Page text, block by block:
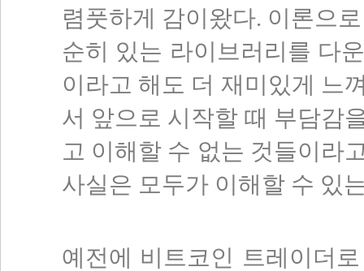
렴풋하게 감이왔다. 이론으
순히 있는 라이브러리를 다
이라고 해도 더 재미있게 느
서 앞으로 시작할 때 부담감
고 이해할 수 없는 것들이라
사실은 모두가 이해할 수 있
예전에 비트코인 트레이더